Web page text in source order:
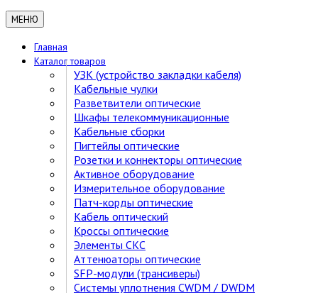
МЕНЮ
Главная
Каталог товаров
УЗК (устройство закладки кабеля)
Кабельные чулки
Разветвители оптические
Шкафы телекоммуникационные
Кабельные сборки
Пигтейлы оптические
Розетки и коннекторы оптические
Активное оборудование
Измерительное оборудование
Патч-корды оптические
Кабель оптический
Кроссы оптические
Элементы СКС
Аттенюаторы оптические
SFP-модули (трансиверы)
Cистемы уплотнения CWDM / DWDM